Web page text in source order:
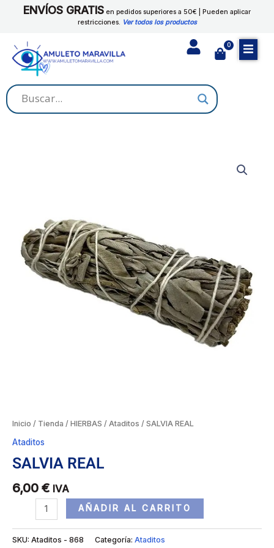
ENVÍOS GRATIS en pedidos superiores a 50€ | Pueden aplicar
restricciones. Ver todos los productos
0
Cart
Inicio / Tienda / HIERBAS / Ataditos / SALVIA REAL
Ataditos
SALVIA REAL
6,00 € IVA
AÑADIR AL CARRITO
SKU: Ataditos - 868 Categoría: Ataditos